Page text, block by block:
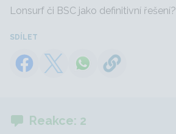
Lonsurf či BSC jako definitivní řešení?
SDÍLET
Reakce: 2